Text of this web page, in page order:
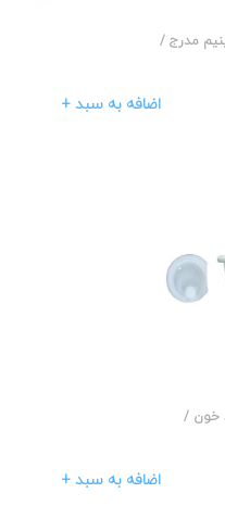
مدرج /
اضافه به سبد +
خون /
اضافه به سبد +